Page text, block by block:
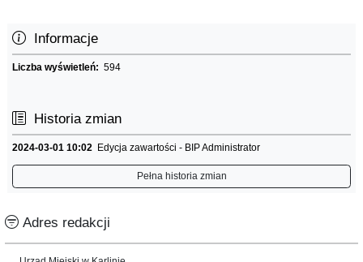
Informacje
Liczba wyświetleń: 594
Historia zmian
2024-03-01 10:02 Edycja zawartości - BIP Administrator
Pełna historia zmian
Adres redakcji